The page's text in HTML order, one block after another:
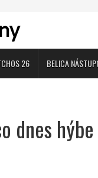
26 BELICA
dnes